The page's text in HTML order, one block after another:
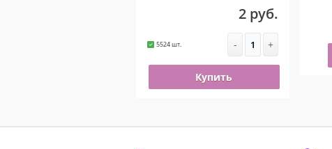
2 руб.
5524 шт. - +
Купить